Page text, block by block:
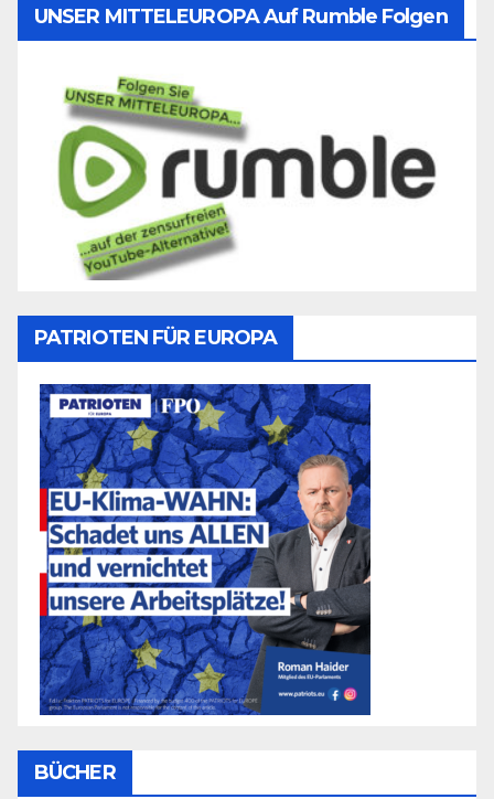
UNSER MITTELEUROPA Auf Rumble Folgen
PATRIOTEN FÜR EUROPA
BÜCHER